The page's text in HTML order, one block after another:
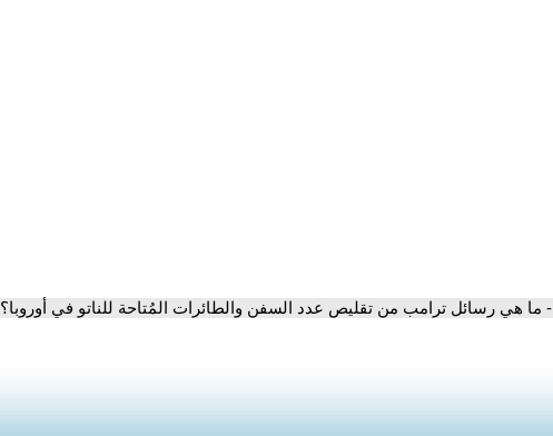
- ما هي رسائل ترامب من تقليص عدد السفن والطائرات المُتاحة للناتو في أوروبا؟